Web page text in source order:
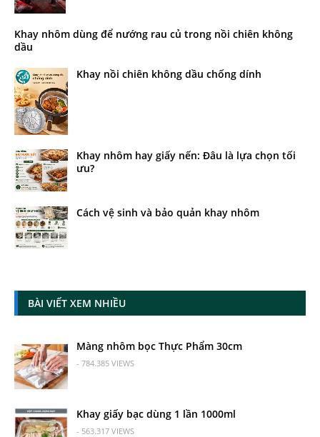
Khay nhôm dùng để nướng rau củ trong nồi chiên không
dầu
Khay nồi chiên không dầu chống dính
Khay nhôm hay giấy nến: Đâu là lựa chọn tối
ưu?
Cách vệ sinh và bảo quản khay nhôm
BÀI VIẾT XEM NHIỀU
Màng nhôm bọc Thực Phẩm 30cm
- 784.385 VIEWS
Khay giấy bạc dùng 1 lần 1000ml
- 563.317 VIEWS